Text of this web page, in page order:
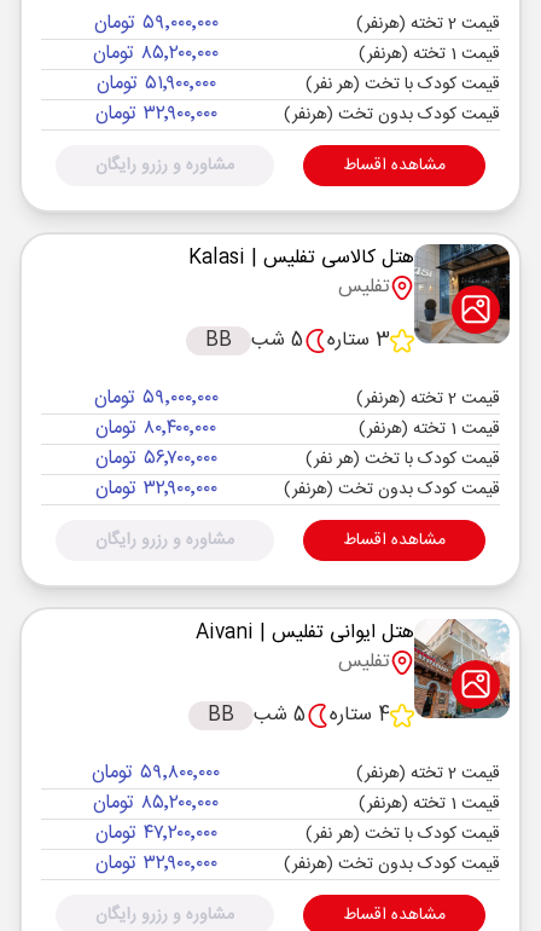
قیمت 2 تخته (هرنفر) ۵۹٬۰۰۰٬۰۰۰ تومان
قیمت 1 تخته (هرنفر) ۸۵٬۲۰۰٬۰۰۰ تومان
قیمت کودک با تخت (هر نفر) ۵۱٬۹۰۰٬۰۰۰ تومان
قیمت کودک بدون تخت (هرنفر) ۳۲٬۹۰۰٬۰۰۰ تومان
مشاهده اقساط مشاوره و رزرو رایگان
هتل کالاسی تفلیس | Kalasi
تفلیس
3 ستاره
5 شب BB
قیمت 2 تخته (هرنفر) ۵۹٬۰۰۰٬۰۰۰ تومان
قیمت 1 تخته (هرنفر) ۸۰٬۴۰۰٬۰۰۰ تومان
قیمت کودک با تخت (هر نفر) ۵۶٬۷۰۰٬۰۰۰ تومان
قیمت کودک بدون تخت (هرنفر) ۳۲٬۹۰۰٬۰۰۰ تومان
مشاهده اقساط مشاوره و رزرو رایگان
هتل ایوانی تفلیس | Aivani
تفلیس
4 ستاره
5 شب BB
قیمت 2 تخته (هرنفر) ۵۹٬۸۰۰٬۰۰۰ تومان
قیمت 1 تخته (هرنفر) ۸۵٬۲۰۰٬۰۰۰ تومان
قیمت کودک با تخت (هر نفر) ۴۷٬۲۰۰٬۰۰۰ تومان
قیمت کودک بدون تخت (هرنفر) ۳۲٬۹۰۰٬۰۰۰ تومان
مشاهده اقساط مشاوره و رزرو رایگان